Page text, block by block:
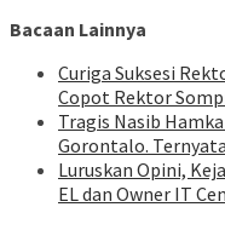
Bacaan Lainnya
Curiga Suksesi
Copot Rektor
Tragis Nasib
Gorontalo.
Luruskan Opini,
EL dan Owner IT